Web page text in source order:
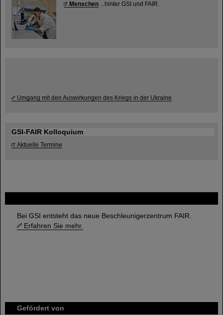
Bei GSI entsteht das neue Beschleunigerzentrum FAIR.
Erfahren Sie mehr.
Gefördert von
Menschen ...hinter GSI und FAIR.
Umgang mit den Auswirkungen des Kriegs in der Ukraine
GSI-FAIR Kolloquium
Aktuelle Termine